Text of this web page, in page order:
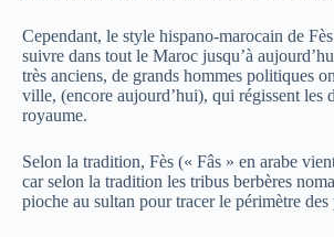
Cependant, le style hispano-marocain de
suivre dans tout le Maroc jusqu’à
très anciens, de grands hommes politiques
ville, (encore aujourd’hui), qui régissent les
royaume.
Selon la tradition, Fès (« Fâs » en arabe
car selon la tradition les tribus berbères
pioche au sultan pour tracer le périmètre